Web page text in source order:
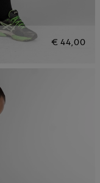
€ 44,00